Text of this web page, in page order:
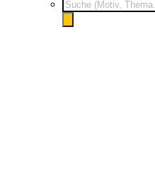
Products
search